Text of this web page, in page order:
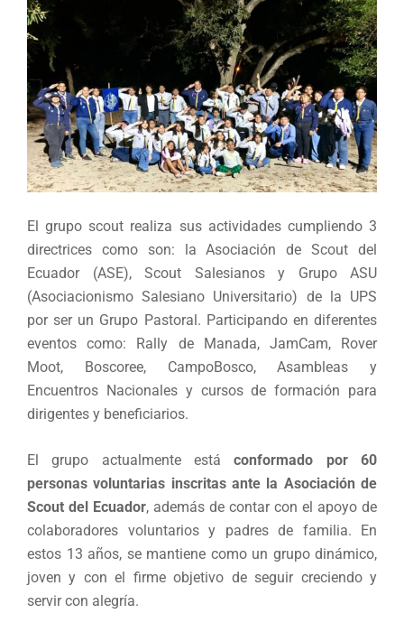
El grupo scout realiza sus actividades cumpliendo 3
directrices como son: la Asociación de Scout del
Ecuador (ASE), Scout Salesianos y Grupo ASU
(Asociacionismo Salesiano Universitario) de la UPS
por ser un Grupo Pastoral. Participando en diferentes
eventos como: Rally de Manada, JamCam, Rover
Moot, Boscoree, CampoBosco, Asambleas y
Encuentros Nacionales y cursos de formación para
dirigentes y beneficiarios.
El grupo actualmente estáconformado por 60
personas voluntarias inscritas ante la Asociación de
Scout del Ecuador, además de contar con el apoyo de
colaboradores voluntarios y padres de familia. En
estos 13 años, se mantiene como un grupo dinámico,
joven y con el firme objetivo de seguir creciendo y
servir con alegría.